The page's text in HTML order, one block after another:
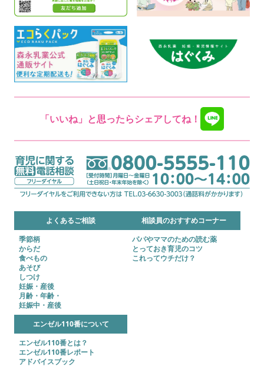
「いいね」と思ったらシェアしてね！
よくあるご相談
季節柄
からだ
食べもの
あそび
しつけ
妊娠・産後
月齢・年齢・
妊娠中・産後
相談員のおすすめコーナー
パパやママのための読む薬
とっておき育児のコツ
これってウチだけ？
エンゼル110番について
エンゼル110番とは？
エンゼル110番レポート
アドバイスブック